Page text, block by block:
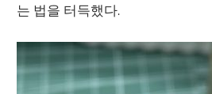
는 법을 터득했다.